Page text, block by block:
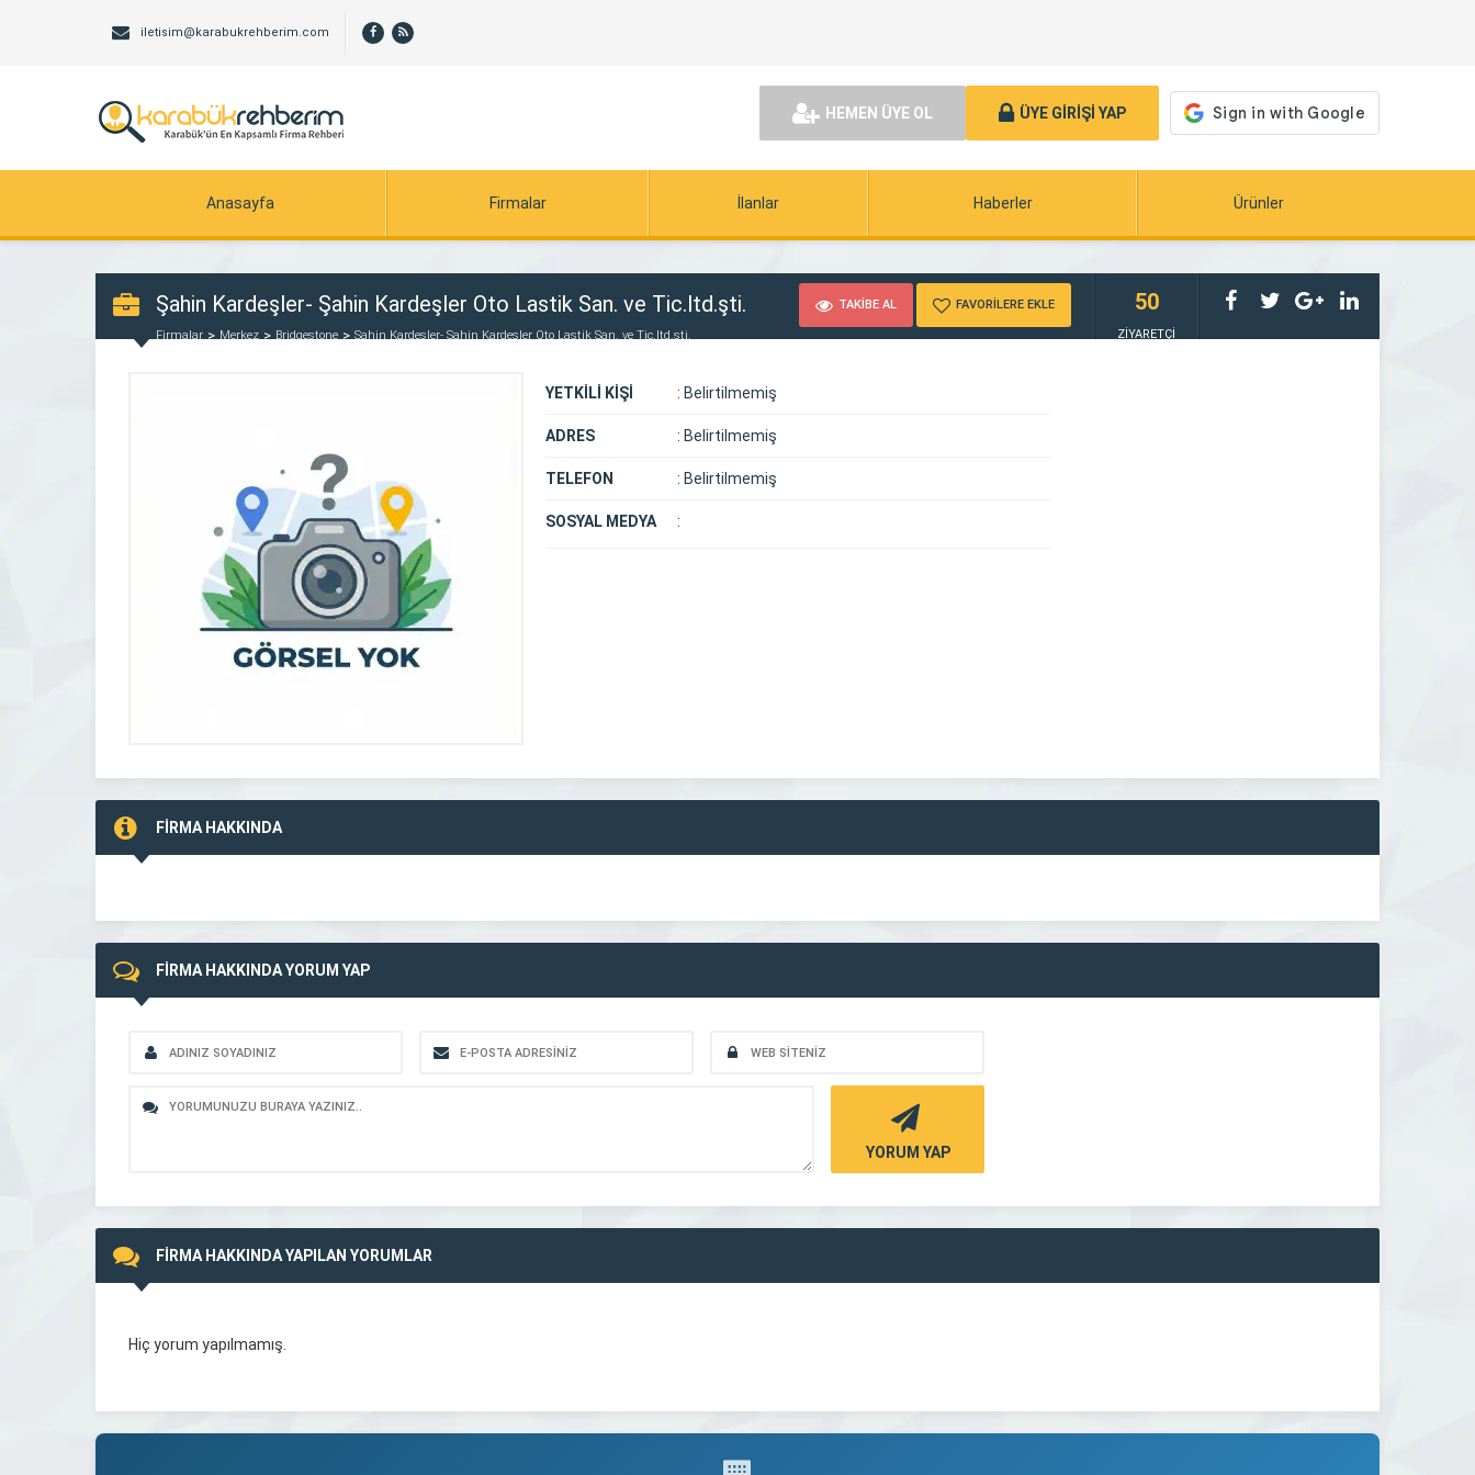
iletisim@karabukrehberim.com
HEMEN ÜYE OL ÜYE GİRİŞİ YAP
Anasayfa Firmalar İlanlar Haberler Ürünler
Şahin Kardeşler- Şahin Kardeşler Oto Lastik San. ve Tic.ltd.şti.
Firmalar Merkez Bridgestone Şahin Kardeşler- Şahin Kardeşler Oto Lastik San. ve Tic.ltd.şti.
TAKİBE AL FAVORİLERE EKLE 50
ZİYARETÇİ
YETKİLİ KİŞİ : Belirtilmemiş
ADRES : Belirtilmemiş
TELEFON : Belirtilmemiş
SOSYAL MEDYA :
FİRMA HAKKINDA
FİRMA HAKKINDA YORUM YAP
YORUM YAP
FİRMA HAKKINDA YAPILAN YORUMLAR
Hiç yorum yapılmamış.